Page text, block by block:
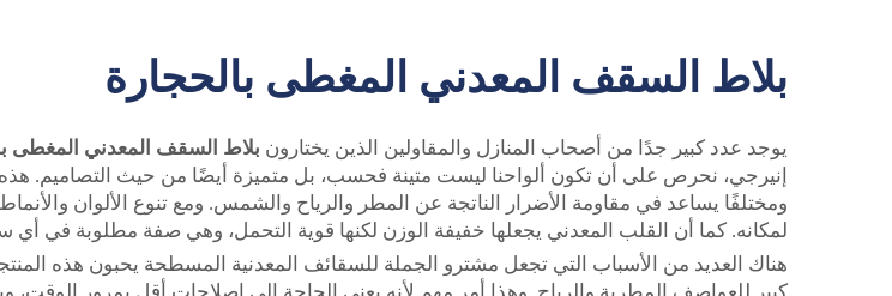
بلاط السقف المعدني المغطى بالحجارة
يوجد عدد كبير جدًا من أصحاب المنازل والمقاولين الذين يختارون بلاط السقف المعدني المغطى
إنيرجي، نحرص على أن تكون ألواحنا ليست متينة فحسب، بل متميزة أيضًا من حيث التصاميم.
ومختلفًا يساعد في مقاومة الأضرار الناتجة عن المطر والرياح والشمس. ومع تنوع الألوان
لمكانه. كما أن القلب المعدني يجعلها خفيفة الوزن لكنها قوية التحمل، وهي صفة مطلوبة في
هناك العديد من الأسباب التي تجعل مشترو الجملة للسقائف المعدنية المسطحة يحبون هذه